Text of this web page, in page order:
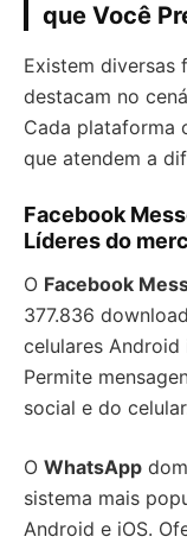
que Você
Existem diversas
destacam no
Cada plataforma
que atendem a
Facebook
Líderes do
O Facebook
377.836
celulares
Permite
social e do
O WhatsApp
sistema mais
Android e iOS.